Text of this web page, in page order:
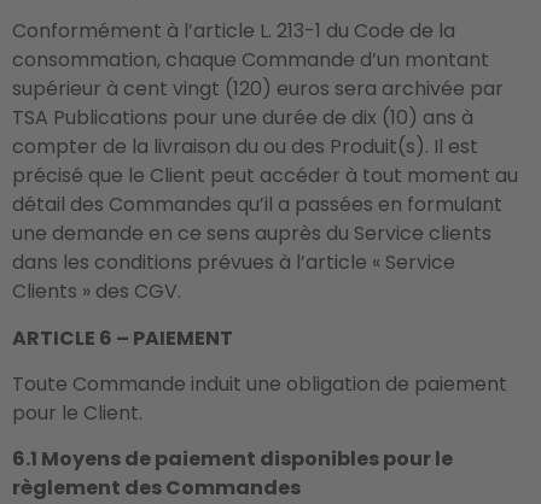
Conformément à l’article L. 213-1 du Code de la
consommation, chaque Commande d’un montant
supérieur à cent vingt (120) euros sera archivée par
TSA Publications pour une durée de dix (10) ans à
compter de la livraison du ou des Produit(s). Il est
précisé que le Client peut accéder à tout moment au
détail des Commandes qu’il a passées en formulant
une demande en ce sens auprès du Service clients
dans les conditions prévues à l’article « Service
Clients » des CGV.
ARTICLE 6 – PAIEMENT
Toute Commande induit une obligation de paiement
pour le Client.
6.1 Moyens de paiement disponibles pour le
règlement des Commandes